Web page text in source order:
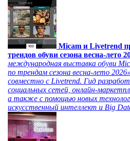
Micam и Livetrend
трендов обуви сезона весна-лето
международная выставка обуви
по трендам сезона весна-лето
совместно с Livetrend. Гид
социальных сетей, онлайн-
а также с помощью новых
искусственный интеллект и Big